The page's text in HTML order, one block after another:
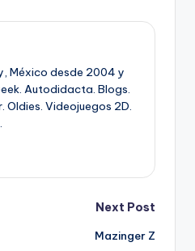
México desde 2004 y
Autodidacta. Blogs.
Oldies. Videojuegos 2D.
Next Post
Mazinger Z